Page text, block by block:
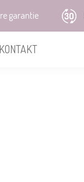
garantie
KONTAKT